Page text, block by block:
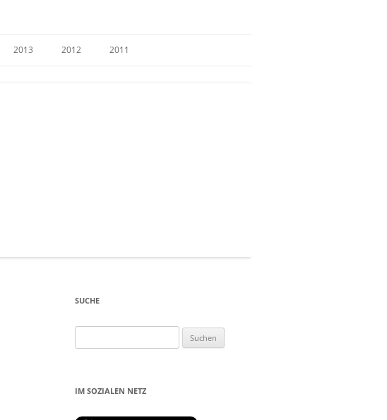
2013 2012 2011
SUCHE
nach:
IM SOZIALEN NETZ